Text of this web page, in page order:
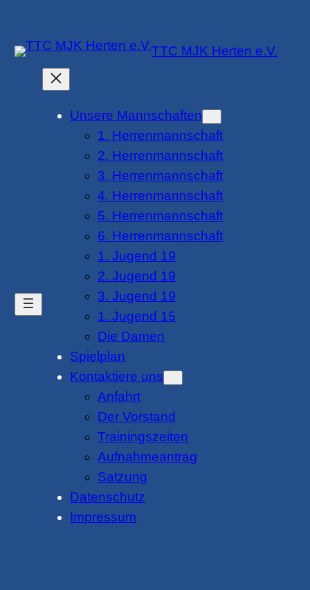
springen
TTC MJK Herten e.V.
Unsere Mannschaften
1. Herrenmannschaft
2. Herrenmannschaft
3. Herrenmannschaft
4. Herrenmannschaft
5. Herrenmannschaft
6. Herrenmannschaft
1. Jugend 19
2. Jugend 19
3. Jugend 19
1. Jugend 15
Die Damen
Spielplan
Kontaktiere uns
Anfahrt
Der Vorstand
Trainingszeiten
Aufnahmeantrag
Satzung
Datenschutz
Impressum